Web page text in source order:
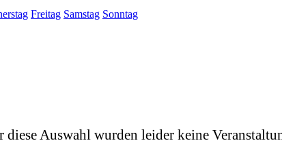
Freitag Samstag Sonntag
diese Auswahl wurden leider keine